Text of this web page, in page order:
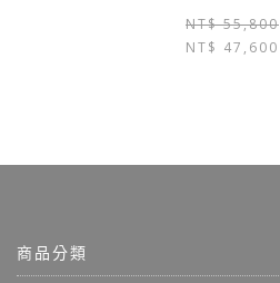
NT$55,800
NT$ 47,600
商品分類